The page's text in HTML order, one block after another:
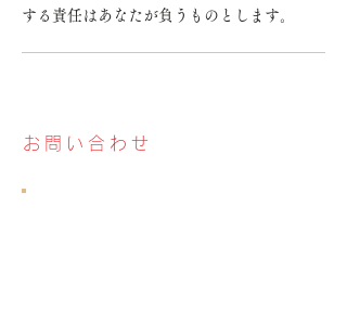
する責任はあなたが負うものとします。
お問い合わせ